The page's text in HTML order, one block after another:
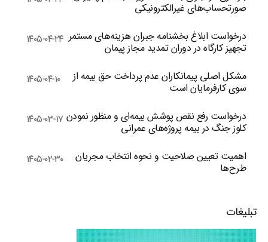
صورتحساب‌های غیرالکترونیکی
درخواست ابلاغ بخشنامه جبران هزینه‌های مستمر
تجهیز کارگاه در دوران تمدید مجاز پیمان
۱۴۰۵-۰۴-۲۴
مشکل اصلی پیمانکاران عدم پرداخت حق بیمه از
سوی کارفرمایان است
۱۴۰۵-۰۴-۱۰
درخواست رفع نقص پوشش بیمه‌ای و منظور نمودن
کلوز جنگ در بیمه پروژه‌های عمرانی
۱۴۰۵-۰۳-۱۷
اهمیت تعیین صلاحیت و نحوه انتخاب مجریان
طرح‌ها
۱۴۰۵-۰۲-۳۰
تبلیغات